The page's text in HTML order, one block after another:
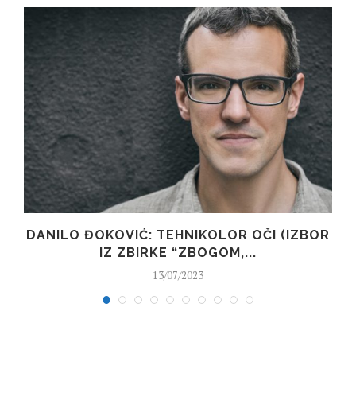
DANILO ĐOKOVIĆ: TEHNIKOLOR OČI (IZBOR
IZ ZBIRKE “ZBOGOM,...
13/07/2023